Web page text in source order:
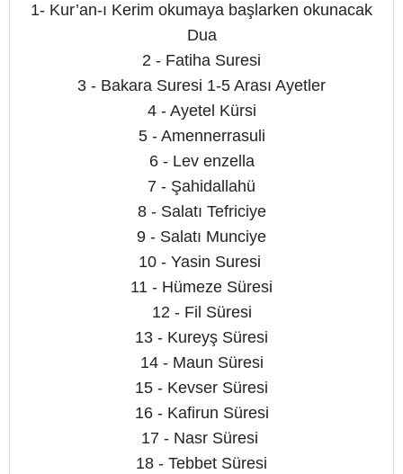
1- Kur’an-ı Kerim okumaya başlarken okunacak
Dua
2 - Fatiha Suresi
3 - Bakara Suresi 1-5 Arası Ayetler
4 - Ayetel Kürsi
5 - Amennerrasuli
6 - Lev enzella
7 - Şahidallahü
8 - Salatı Tefriciye
9 - Salatı Munciye
10 - Yasin Suresi
11 - Hümeze Süresi
12 - Fil Süresi
13 - Kureyş Süresi
14 - Maun Süresi
15 - Kevser Süresi
16 - Kafirun Süresi
17 - Nasr Süresi
18 - Tebbet Süresi